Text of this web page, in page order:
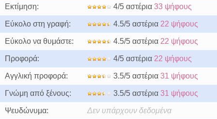
Εκτίμηση: 4/5 αστέρια 33 ψήφους
Εύκολο στη γραφή: 4.5/5 αστέρια 22 ψήφους
Εύκολο να θυμάστε: 4.5/5 αστέρια 22 ψήφους
Προφορά: 4/5 αστέρια 22 ψήφους
Αγγλική προφορά: 3.5/5 αστέρια 31 ψήφους
Γνώμη από ξένους: 3.5/5 αστέρια 31 ψήφους
Ψευδώνυμα: Δεν υπάρχουν δεδομένα